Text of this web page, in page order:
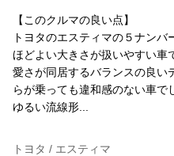
【このクルマの良い点】
トヨタのエスティマの５ナンバ
ほどよい大きさが扱いやすい車
愛さが同居するバランスの良い
らが乗っても違和感のない車で
ゆるい流線形...
トヨタ / エスティマ